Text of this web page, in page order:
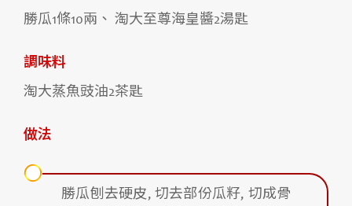
勝瓜1條10兩、 淘大至尊海皇醬2湯匙
調味料
淘大蒸魚豉油2茶匙
做法
勝瓜刨去硬皮, 切去部份瓜籽, 切成骨